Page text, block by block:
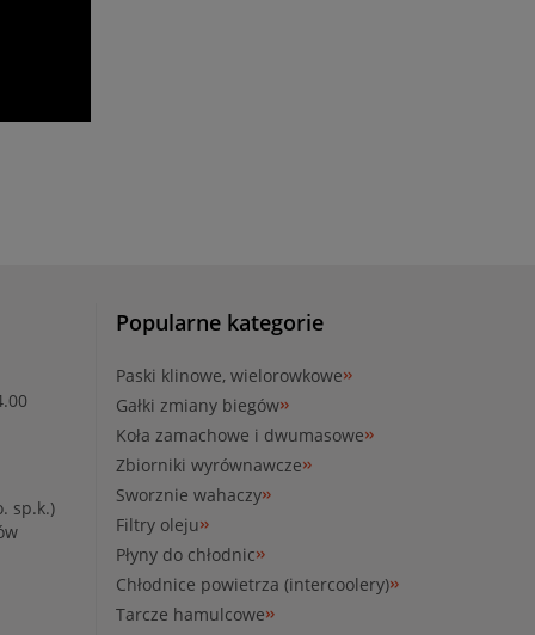
sp.k.)
Popularne kategorie
Paski klinowe, wielorowkowe
Gałki zmiany biegów
Koła zamachowe i dwumasowe
Zbiorniki wyrównawcze
Sworznie wahaczy
Filtry oleju
Płyny do chłodnic
Chłodnice powietrza (intercoolery)
Tarcze hamulcowe